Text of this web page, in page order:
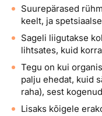
Suurepärased
keelt, ja
Sageli liigutakse
lihtsates, kuid
Tegu on kui
palju ehedat, kuid
raha), sest
Lisaks kõigele